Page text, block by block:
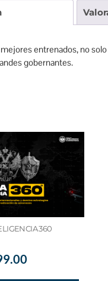
entrenados, no
gobernantes.
360